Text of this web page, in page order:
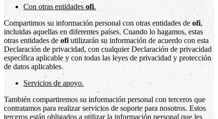
Con otras entidades ofi.
Compartimos su información personal con otras entidades deofi,
incluidas aquellas en diferentes países. Cuando lo hagamos, estas
otras entidades de ofi utilizarán su información de acuerdo con esta
Declaración de privacidad, con cualquier Declaración de privacidad
específica aplicable y con todas las leyes de privacidad y protección
de datos aplicables.
Servicios de apoyo.
También compartiremos su información personal con terceros que
contratamos para realizar servicios de soporte para nosotros. Estos
terceros están obligados a utilizar la información personal que les